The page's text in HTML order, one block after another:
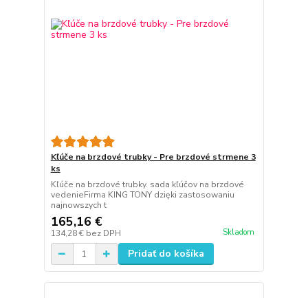
Kľúče na brzdové trubky - Pre brzdové strmene 3
ks
Kľúče na brzdové trubky. sada kľúčov na brzdové
vedenieFirma KING TONY dzięki zastosowaniu
najnowszych t
165,16 €
134,28 € bez DPH Skladom
Pridať do košíka